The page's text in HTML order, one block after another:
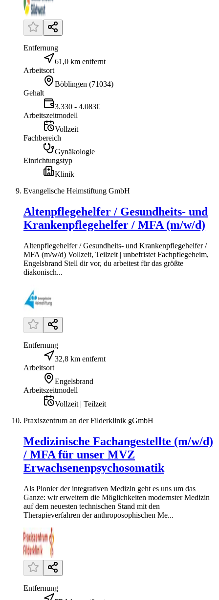
Entfernung
61,0 km entfernt
Arbeitsort
Böblingen (71034)
Gehalt
3.330 - 4.083€
Arbeitszeitmodell
Vollzeit
Fachbereich
Gynäkologie
Einrichtungstyp
Klinik
Evangelische Heimstiftung GmbH
Altenpflegehelfer / Gesundheits- und
Krankenpflegehelfer / MFA (m/w/d)
Altenpflegehelfer / Gesundheits- und Krankenpflegehelfer /
MFA (m/w/d) Vollzeit, Teilzeit | unbefristet Fachpflegeheim,
Engelsbrand Stell dir vor, du arbeitest für das größte
diakonisch...
Entfernung
32,8 km entfernt
Arbeitsort
Engelsbrand
Arbeitszeitmodell
Vollzeit | Teilzeit
Praxiszentrum an der Filderklinik gGmbH
Medizinische Fachangestellte (m/w/d)
/ MFA für unser MVZ
Erwachsenenpsychosomatik
Als Pionier der integrativen Medizin geht es uns um das
Ganze: wir erweitern die Möglichkeiten modernster Medizin
auf dem neuesten technischen Stand mit den
Therapieverfahren der anthroposophischen Me...
Entfernung